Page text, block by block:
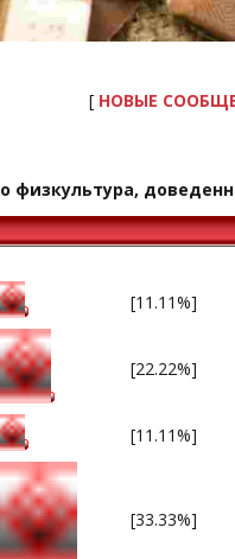
[ НОВЫЕ
физкультура,
[11.11%]
[22.22%]
[11.11%]
[33.33%]